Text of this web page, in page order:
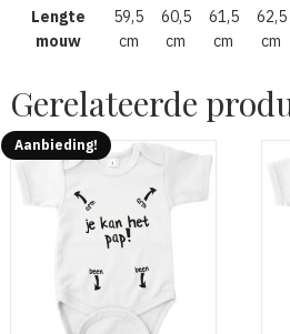
Lengte
mouw
59,5
cm
60,5
cm
61,5
cm
62,5
cm
Gerelateerde
Aanbieding!